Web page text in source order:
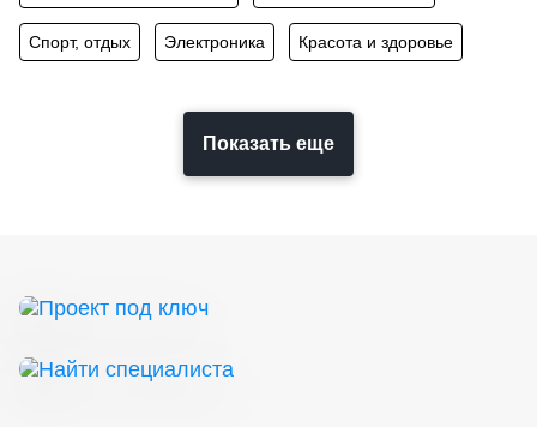
Спорт, отдых Электроника Красота и здоровье
Показать еще